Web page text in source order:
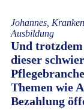
Johannes,
Ausbildung
Und trotzdem
dieser
Themen wie
Bezahlung